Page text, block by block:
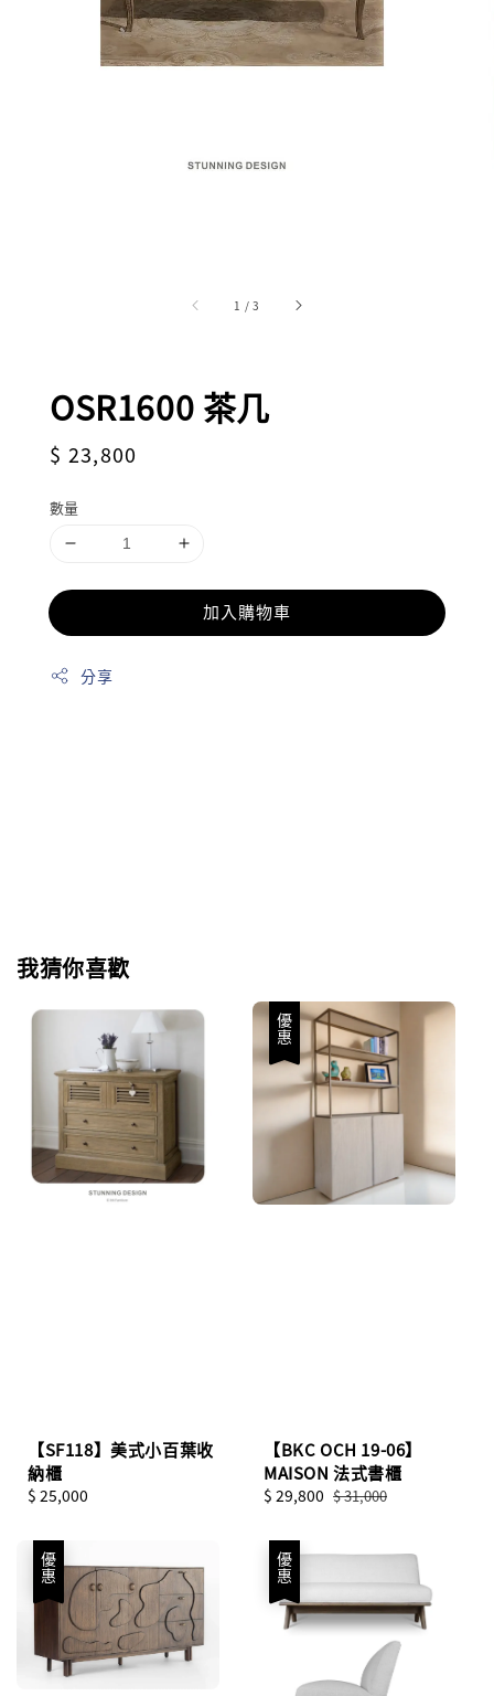
1 /3
OSR1600 茶几
Regular
$ 23,800
數量
加入購物車
分享
我猜你喜歡
【SF118】美式小百葉收
納櫃
Regular
$ 25,000
優惠
【BKC OCH 19-06】
MAISON 法式書櫃
Sale
$ 29,800 Regular
$ 31,000
優惠 優惠